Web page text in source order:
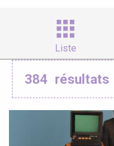
Liste
384 résultats